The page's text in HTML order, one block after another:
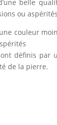
belle
ou
couleur
définis par
de la pierre.